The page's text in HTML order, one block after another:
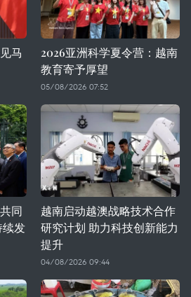
马
2026亚洲科学夏令营：越南
教育寄予厚望
05/08/2026 07:52
同
续发
越南启动越澳战略技术合作
研究计划 助力科技创新能力
提升
04/08/2026 09:44